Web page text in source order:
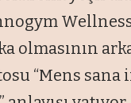
olmasının
“Mens sana